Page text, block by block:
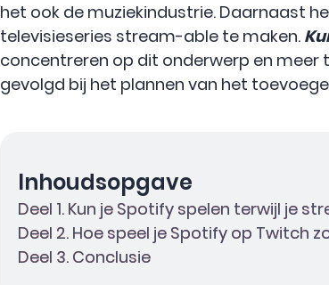
het ook de muziekindustrie. Daarnaast
televisieseries stream-able te maken.
concentreren op dit onderwerp en meer
gevolgd bij het plannen van het
Inhoudsopgave
Deel 1. Kun je Spotify spelen terwijl je
Deel 2. Hoe speel je Spotify op Twitch
Deel 3. Conclusie